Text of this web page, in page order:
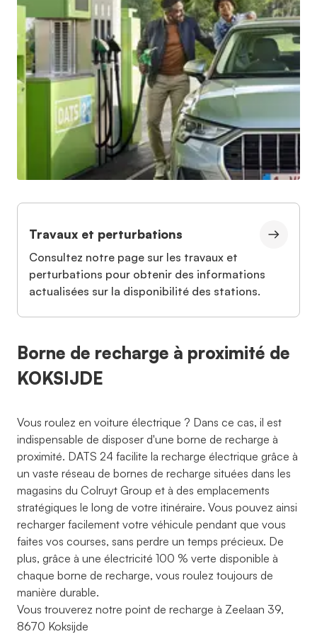
Travaux et perturbations
Consultez notre page sur les travaux et
perturbations pour obtenir des informations
actualisées sur la disponibilité des stations.
Borne de recharge à proximité de
KOKSIJDE
Vous roulez en voiture électrique ? Dans ce cas, il est
indispensable de disposer d'une borne de recharge à
proximité. DATS 24 facilite la recharge électrique grâce à
un vaste réseau de bornes de recharge situées dans les
magasins du Colruyt Group et à des emplacements
stratégiques le long de votre itinéraire. Vous pouvez ainsi
recharger facilement votre véhicule pendant que vous
faites vos courses, sans perdre un temps précieux. De
plus, grâce à une électricité 100 % verte disponible à
chaque borne de recharge, vous roulez toujours de
manière durable.
Vous trouverez notre point de recharge à Zeelaan 39,
8670 Koksijde